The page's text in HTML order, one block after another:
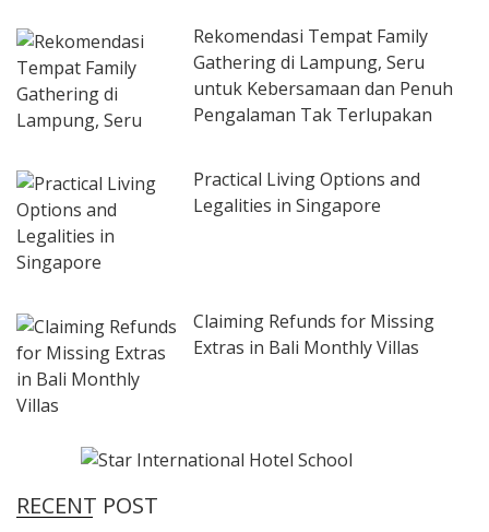
Rekomendasi Tempat Family
Gathering di Lampung, Seru
untuk Kebersamaan dan Penuh
Pengalaman Tak Terlupakan
Practical Living Options and
Legalities in Singapore
Claiming Refunds for Missing
Extras in Bali Monthly Villas
RECENT POST